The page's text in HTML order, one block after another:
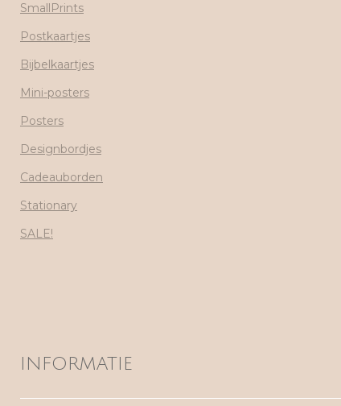
SmallPrints
Postkaartjes
Bijbelkaartjes
Mini-posters
Posters
Designbordjes
Cadeauborden
Stationary
SALE!
INFORMATIE